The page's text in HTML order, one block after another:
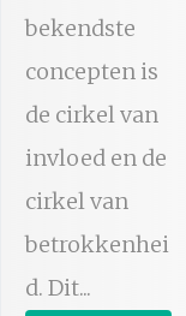
bekendste
concepten is
de cirkel van
invloed en de
cirkel van
betrokkenhei
d. Dit...